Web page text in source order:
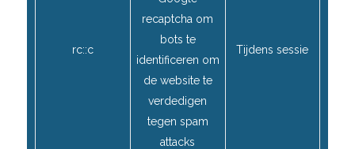
rc::c
recaptcha om
bots te
identificeren om
de website te
verdedigen
tegen spam
attacks
Tijdens sessie